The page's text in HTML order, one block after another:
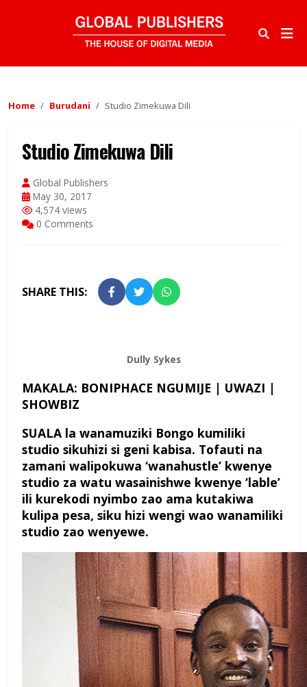
Home Burudani Studio Zimekuwa Dili
Studio Zimekuwa Dili
Global Publishers
May 30, 2017
4,574 views
0 Comments
SHARE THIS:
Dully Sykes
MAKALA: BONIPHACE NGUMIJE | UWAZI |
SHOWBIZ
SUALA la wanamuziki Bongo kumiliki
studio sikuhizi si geni kabisa. Tofauti na
zamani walipokuwa ‘wanahustle’ kwenye
studio za watu wasainishwe kwenye ‘lable’
ili kurekodi nyimbo zao ama kutakiwa
kulipa pesa, siku hizi wengi wao wanamiliki
studio zao wenyewe.